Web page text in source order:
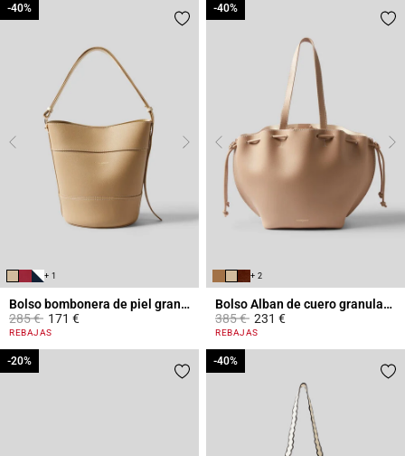
+ 1
Bolso bombonera de piel granulada
Price reduced from
285 €to
-40%
171 €
4,7 out of 5 Customer Rating
REBAJAS
-40%
+ 2
Bolso Alban de cuero granulado
Price reduced from
385 €to
-40%
231 €
5 out of 5 Customer Rating
REBAJAS
-40%
-20%
-20% -40%
-40%